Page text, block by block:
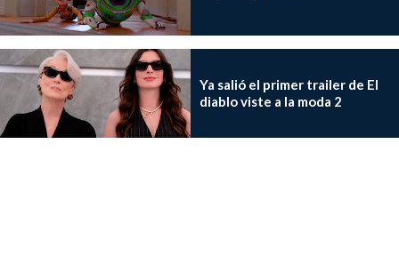
Ya salió el primer trailer de El
diablo viste a la moda 2